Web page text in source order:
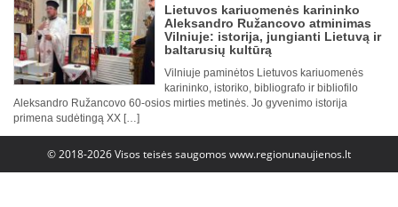
Lietuvos kariuomenės karininko
Aleksandro Ružancovo atminimas
Vilniuje: istorija, jungianti Lietuvą ir
baltarusių kultūrą
Vilniuje paminėtos Lietuvos kariuomenės
karininko, istoriko, bibliografo ir bibliofilo
Aleksandro Ružancovo 60-osios mirties metinės. Jo gyvenimo istorija
primena sudėtingą XX […]
© 2018-2026 Visos teisės saugomos www.regionunaujienos.lt